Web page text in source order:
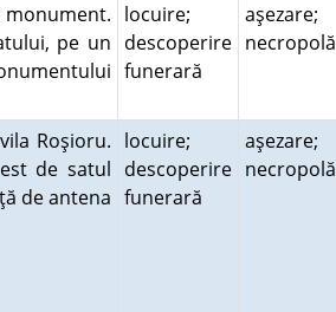
pe un
locuire;
descoperire
funerară
aşezare;
necropolă
Roşioru.
de satul
de antena
locuire;
descoperire
funerară
aşezare;
necropolă